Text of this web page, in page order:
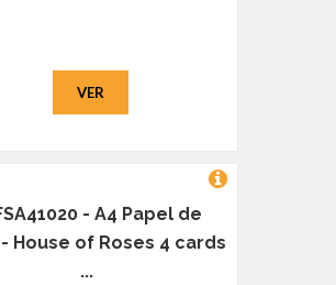
VER
- A4 Papel de
House of Roses 4 cards
...